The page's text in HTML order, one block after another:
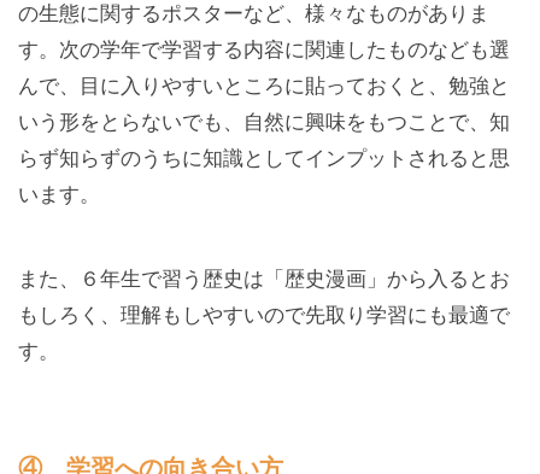
の生態に関するポスターなど、様々なものがありま
す。次の学年で学習する内容に関連したものなども選
んで、目に入りやすいところに貼っておくと、勉強と
いう形をとらないでも、自然に興味をもつことで、知
らず知らずのうちに知識としてインプットされると思
います。
また、６年生で習う歴史は「歴史漫画」から入るとお
もしろく、理解もしやすいので先取り学習にも最適で
す。
④ 学習への向き合い方